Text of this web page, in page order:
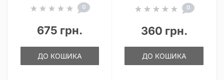
0
675 грн.
ДО КОШИКА
0
360 грн.
ДО КОШИКА